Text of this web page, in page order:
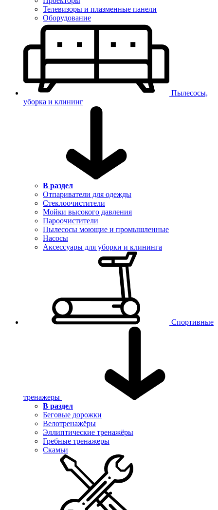
Телевизоры и плазменные панели
Оборудование
Пылесосы,
уборка и клининг
В раздел
Отпариватели для одежды
Стеклоочистители
Мойки высокого давления
Пароочистители
Пылесосы моющие и промышленные
Насосы
Аксессуары для уборки и клининга
Спортивные
тренажеры
В раздел
Беговые дорожки
Велотренажёры
Эллиптические тренажёры
Гребные тренажеры
Скамьи